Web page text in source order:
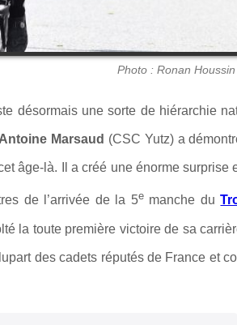
Photo : Ronan
désormais une sorte de hiérarchie
Antoine Marsaud (CSC Yutz) a
âge-là. Il a créé une énorme surprise
de l’arrivée de la 5emanche du
la toute première victoire de sa
des cadets réputés de France et